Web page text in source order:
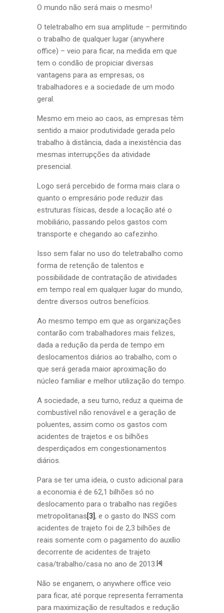
O mundo não será mais o mesmo!
O teletrabalho em sua amplitude – permitindo
o trabalho de qualquer lugar (anywhere
office) – veio para ficar, na medida em que
tem o condão de propiciar diversas
vantagens para as empresas, os
trabalhadores e a sociedade de um modo
geral.
Mesmo em meio ao caos, as empresas têm
sentido a maior produtividade gerada pelo
trabalho à distância, dada a inexistência das
mesmas interrupções da atividade
presencial.
Logo será percebido de forma mais clara o
quanto o empresário pode reduzir das
estruturas físicas, desde a locação até o
mobiliário, passando pelos gastos com
transporte e chegando ao cafezinho.
Isso sem falar no uso do teletrabalho como
forma de retenção de talentos e
possibilidade de contratação de atividades
em tempo real em qualquer lugar do mundo,
dentre diversos outros benefícios.
Ao mesmo tempo em que as organizações
contarão com trabalhadores mais felizes,
dada a redução da perda de tempo em
deslocamentos diários ao trabalho, com o
que será gerada maior aproximação do
núcleo familiar e melhor utilização do tempo.
A sociedade, a seu turno, reduz a queima de
combustível não renovável e a geração de
poluentes, assim como os gastos com
acidentes de trajetos e os bilhões
desperdiçados em congestionamentos
diários.
Para se ter uma ideia, o custo adicional para
a economia é de 62,1 bilhões só no
deslocamento para o trabalho nas regiões
metropolitanas[3], e o gasto do INSS com
acidentes de trajeto foi de 2,3 bilhões de
reais somente com o pagamento do auxílio
decorrente de acidentes de trajeto
casa/trabalho/casa no ano de 2013. [4]
Não se enganem, o anywhere office veio
para ficar, até porque representa ferramenta
para maximização de resultados e redução